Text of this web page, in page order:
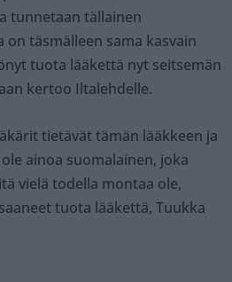
tunnetaan tällainen
täsmälleen sama kasvain
tuota lääkettä nyt seitsemän
kertoo Iltalehdelle.
tietävät tämän lääkkeen ja
ainoa suomalainen, joka
vielä todella montaa ole,
tuota lääkettä, Tuukka